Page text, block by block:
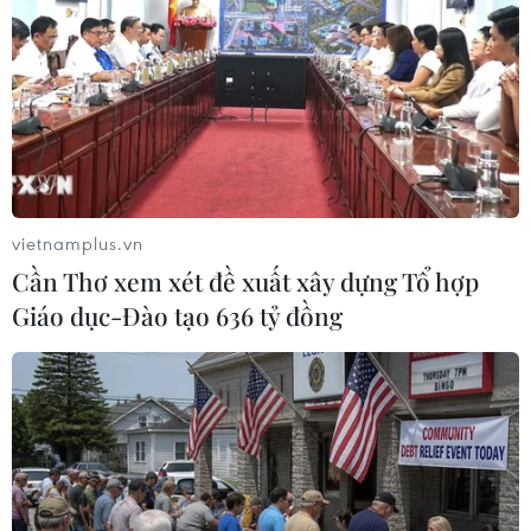
Trailer bộ phim về cuộc
đời của Messi chính thức
được tung ra
11/07/2014 09:19
Xem lại tuyệt phẩm của
Bergkamp vào lưới
Argentina năm 1998
09/07/2014 09:39
Xem lại cảnh Ronaldo kết
liễu Đức trong trận chung
kết 2002
08/07/2014 04:44
Phản ứng hài hước nhất
sau khi nhận thẻ đỏ
07/07/2014 14:27
vietnamplus.vn
Cần Thơ xem xét đề xuất xây dựng Tổ hợp
Giáo dục-Đào tạo 636 tỷ đồng